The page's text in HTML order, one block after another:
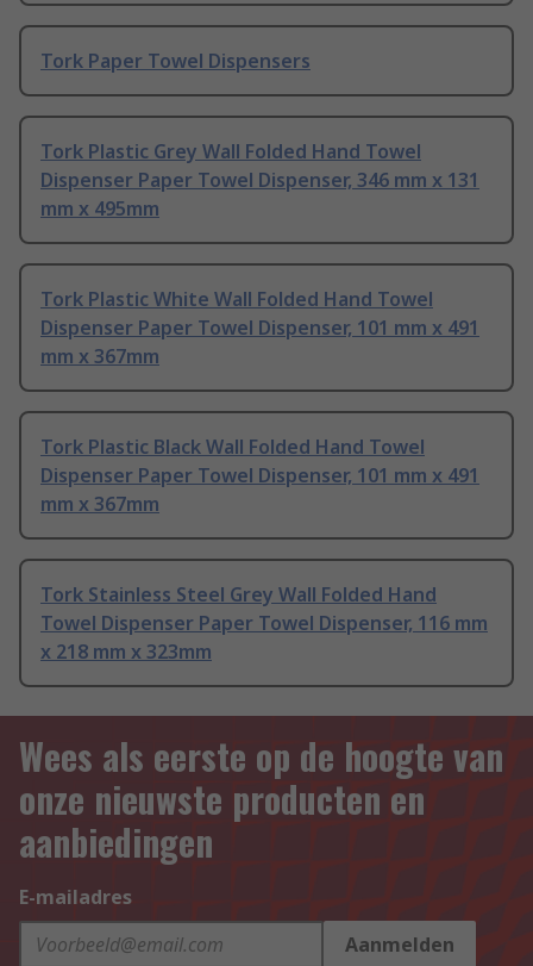
Tork Paper Towel Dispensers
Tork Plastic Grey Wall Folded Hand Towel
Dispenser Paper Towel Dispenser, 346 mm x 131
mm x 495mm
Tork Plastic White Wall Folded Hand Towel
Dispenser Paper Towel Dispenser, 101 mm x 491
mm x 367mm
Tork Plastic Black Wall Folded Hand Towel
Dispenser Paper Towel Dispenser, 101 mm x 491
mm x 367mm
Tork Stainless Steel Grey Wall Folded Hand
Towel Dispenser Paper Towel Dispenser, 116 mm
x 218 mm x 323mm
Wees als eerste op de hoogte van
onze nieuwste producten en
aanbiedingen
E-mailadres
Aanmelden